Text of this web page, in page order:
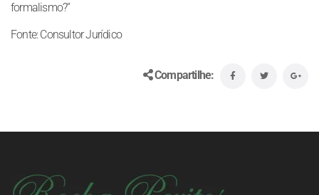
formalismo?”
Fonte: Consultor Jurídico
Compartilhe: